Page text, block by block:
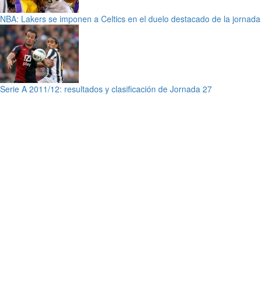
NBA: Lakers se imponen a Celtics en el duelo destacado de la jornada
Serie A 2011/12: resultados y clasificación de Jornada 27